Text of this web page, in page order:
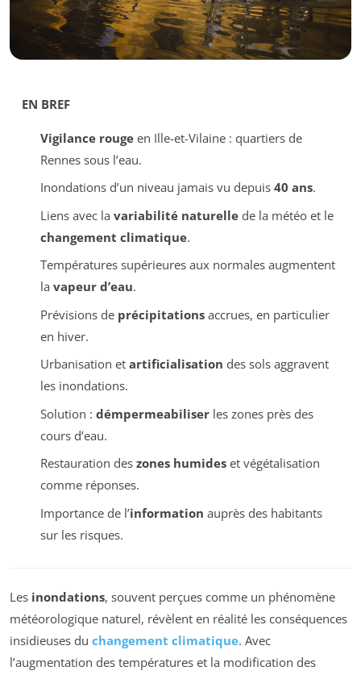
EN BREF
Vigilance rougeen Ille-et-Vilaine : quartiers de
Rennes sous l’eau.
Inondations d’un niveau jamais vu depuis 40 ans.
Liens avec la variabilité naturellede la météo et le
changement climatique.
Températures supérieures aux normales augmentent
la vapeur d’eau.
Prévisions de précipitationsaccrues, en particulier
en hiver.
Urbanisation et artificialisation des sols aggravent
les inondations.
Solution : démpermeabiliserles zones près des
cours d’eau.
Restauration des zones humideset végétalisation
comme réponses.
Importance de l’information auprès des habitants
sur les risques.
Les inondations, souvent perçues comme un phénomène
météorologique naturel, révèlent en réalité les conséquences
insidieuses du changement climatique. Avec
l’augmentation des températures et la modification des